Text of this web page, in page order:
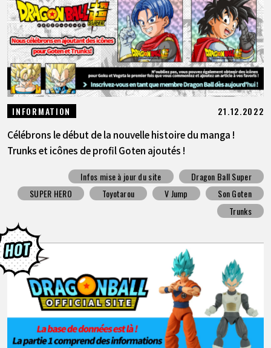
INFORMATION 21.12.2022
Célébrons le début de la nouvelle histoire du manga !
Trunks et icônes de profil Goten ajoutés !
Infos mise à jour du site
Dragon Ball Super
SUPER HERO
Toyotarou V Jump
Son Goten
Trunks